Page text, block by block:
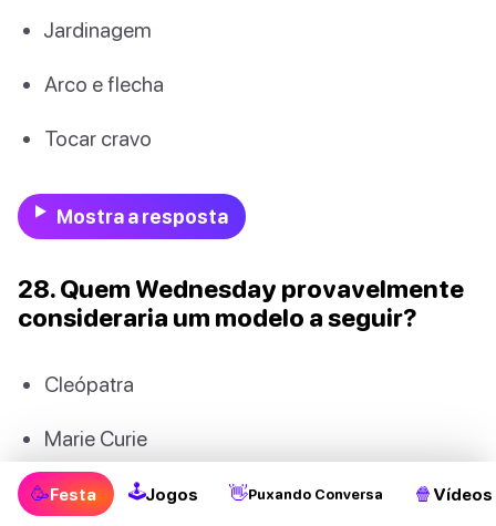
Jardinagem
Arco e flecha
Tocar cravo
Mostra a resposta
28. Quem Wednesday provavelmente
consideraria um modelo a seguir?
Cleópatra
Marie Curie
Elizabeth I
🥳Festa 🕹Jogos 👋Puxando Conversa 🍿 Vídeos